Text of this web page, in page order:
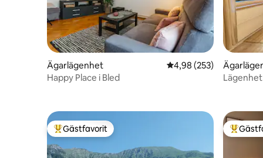
Ägarlägenhet 4,98 av 5 i
4,98 (253)
Happy Place i Bled
Populär gästfavorit
Gästfavorit Populär